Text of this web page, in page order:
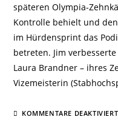
späteren Olympia-
Kontrolle behielt und
im Hürdensprint das
betreten. Jim
Laura Brandner – ihres
Vizemeisterin
KOMMENTARE DEAKTIVIERT